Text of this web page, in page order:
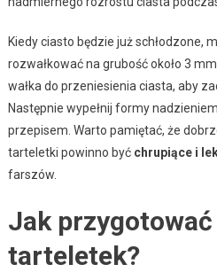
Kiedy ciasto będzie już schłodzone,
rozwałkować na grubość około 3
wałka do przeniesienia ciasta, aby
Następnie wypełnij formy
przepisem. Warto pamiętać, że
tarteletki powinno być chrupiące i
farszów.
Jak
tarteletek?